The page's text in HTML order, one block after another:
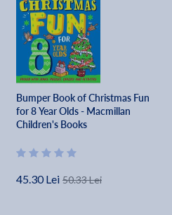
Bumper Book of Christmas Fun
for 8 Year Olds - Macmillan
Children's Books
45.30 Lei 50.33 Lei